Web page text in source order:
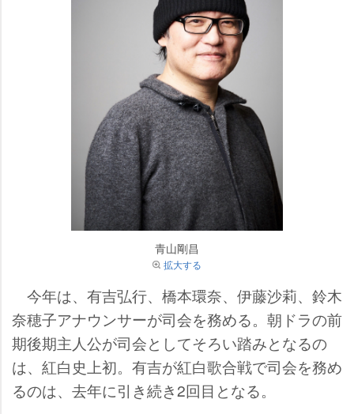
青山剛昌
拡大する
今年は、有吉弘行、橋本環奈、伊藤沙莉、鈴木
奈穂子アナウンサーが司会を務める。朝ドラの前
期後期主人公が司会としてそろい踏みとなるの
は、紅白史上初。有吉が紅白歌合戦で司会を務め
るのは、去年に引き続き2回目となる。